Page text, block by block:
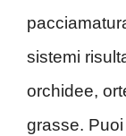
sistemi
orchidee,
grasse.